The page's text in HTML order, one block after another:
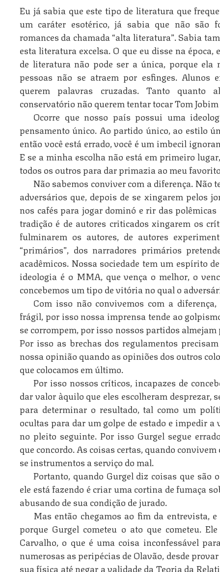
Eu já sabia que este tipo de literatura que
um caráter esotérico, já sabia que não são
romances da chamada “alta literatura”. Sabia
esta literatura excelsa. O que eu disse na
de literatura não pode ser a única, porque ela
pessoas não se atraem por esfinges. Alunos
querem palavras cruzadas. Tanto quanto
conservatório não querem tentar tocar Tom
Ocorre que nosso país possui uma
pensamento único. Ao partido único, ao estilo
então você está errado, você é um imbecil
E se a minha escolha não está em primeiro
todos os outros para dar primazia ao meu
Não sabemos conviver com a diferença. Não
adversários que, depois de se xingarem pelos
nos cafés para jogar dominó e rir das
tradição é de autores criticados xingarem os
fulminarem os autores, de autores
“primários”, dos narradores primários
acadêmicos. Nossa sociedade tem um espírito
ideologia é o MMA, que vença o melhor, o
concebemos um tipo de vitória no qual o
Com isso não convivemos com a
frágil, por isso nossa imprensa tende ao
se corrompem, por isso nossos partidos
Por isso as brechas dos regulamentos
nossa opinião quando as opiniões dos outros
que colocamos em último.
Por isso nossos críticos, incapazes de
dar valor àquilo que eles escolheram desprezar,
para determinar o resultado, tal como um
ocultas para dar um golpe de estado e impedir
no pleito seguinte. Por isso Gurgel segue
que concordo. As coisas certas, quando
se instrumentos a serviço do mal.
Portanto, quando Gurgel diz coisas que são
ele está fazendo é criar uma cortina de fumaça
abusando de sua condição de jurado.
Mas então chegamos ao fim da entrevista,
porque Gurgel cometeu o ato que cometeu.
Carvalho, o que é uma coisa inconfessável
numerosas as peripécias de Olavão, desde
sua física até negar a validade da Teoria da